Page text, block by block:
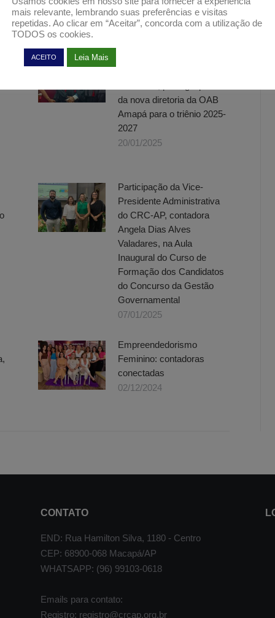
relacionadas
da nova diretoria da OAB
Amapá para o triênio 2025-
2027
20/01/2025
Participação da Vice-
Presidente Administrativa
do CRC-AP, contadora
Angela Dias Alves
Valadares, na Aula
Inaugural do Curso de
Formação dos Candidatos
do Concurso da Gestão
Governamental
07/01/2025
Empreendedorismo
Feminino: contadoras
conectadas
02/12/2024
CONTATO
END: Rua Hamilton Silva, 1180 - Centro
CEP: 68900-068 Macapá/AP
WHATSAPP: (96) 99103-0618
Emails para contato:
Registro: registro@crcap.org.br
mais relevante, lembrando suas preferências e visitas
repetidas. Ao clicar em “Aceitar”, concorda com a utilização de
TODOS os cookies.
ACEITO Leia Mais